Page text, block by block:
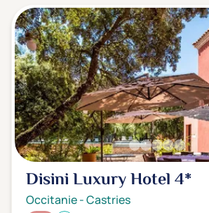
Transports & hébergement
Soins sans hébergement
Offre séjour + vol inclus
Disini Luxury Hotel4*
Occitanie-Castries